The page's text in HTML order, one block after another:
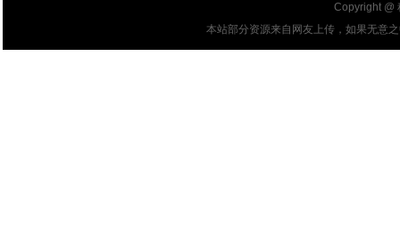
Copyright @
本站部分资源来自网友上传，如果无意